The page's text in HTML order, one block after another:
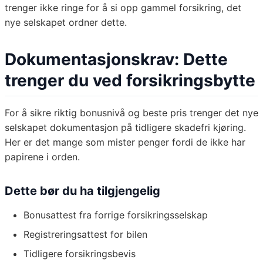
trenger ikke ringe for å si opp gammel forsikring, det
nye selskapet ordner dette.
Dokumentasjonskrav: Dette
trenger du ved forsikringsbytte
For å sikre riktig bonusnivå og beste pris trenger det nye
selskapet dokumentasjon på tidligere skadefri kjøring.
Her er det mange som mister penger fordi de ikke har
papirene i orden.
Dette bør du ha tilgjengelig
Bonusattest fra forrige forsikringsselskap
Registreringsattest for bilen
Tidligere forsikringsbevis